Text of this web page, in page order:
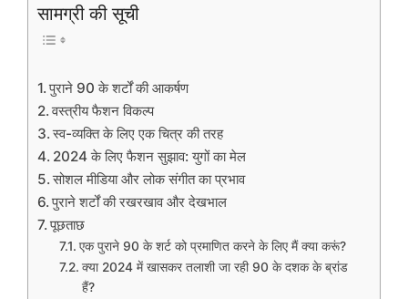
सामग्री की सूची
पुराने 90 के शर्टों की आकर्षण
वस्त्रीय फैशन विकल्प
स्व-व्यक्ति के लिए एक चित्र की तरह
2024 के लिए फैशन सुझाव: युगों का मेल
सोशल मीडिया और लोक संगीत का प्रभाव
पुराने शर्टों की रखरखाव और देखभाल
पूछताछ
एक पुराने 90 के शर्ट को प्रमाणित करने के लिए मैं क्या करूं?
क्या 2024 में खासकर तलाशी जा रही 90 के दशक के ब्रांड
हैं?